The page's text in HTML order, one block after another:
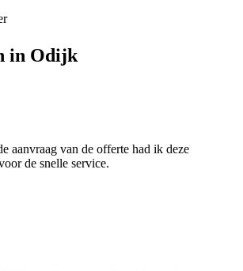
in Odijk
aanvraag van de offerte had ik deze
de snelle service.